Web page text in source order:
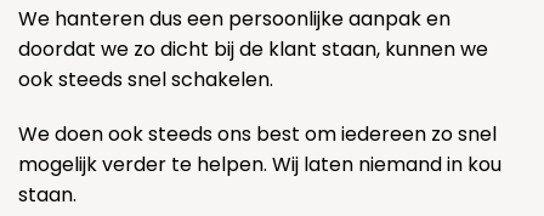
We hanteren dus een persoonlijke aanpak en
doordat we zo dicht bij de klant staan, kunnen we
ook steeds snel schakelen.
We doen ook steeds ons best om iedereen zo snel
mogelijk verder te helpen. Wij laten niemand in kou
staan.